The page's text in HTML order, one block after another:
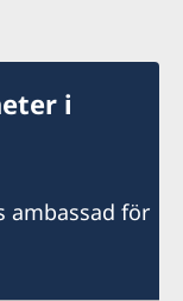
i
ambassad för